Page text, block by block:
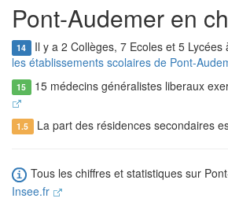
Pont-Audemer en
14 Il y a 2 Collèges, 7 Ecoles et 5 Lycées
les établissements scolaires de Pont-
15 15 médecins généralistes liberaux
1.5 La part des résidences secondaires
Tous les chiffres et statistiques sur
Insee.fr